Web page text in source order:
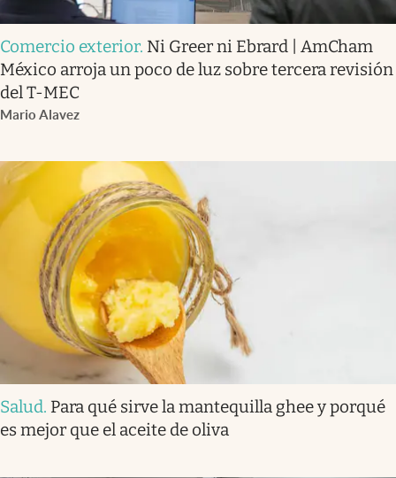
Comercio exterior. Ni Greer ni Ebrard | AmCham
México arroja un poco de luz sobre tercera revisión
del T-MEC
Mario Alavez
Salud. Para qué sirve la mantequilla ghee y porqué
es mejor que el aceite de oliva